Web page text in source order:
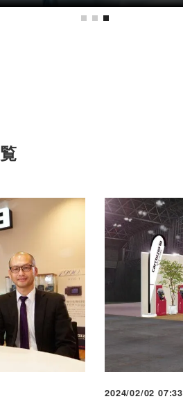
2024/02/02 07:33